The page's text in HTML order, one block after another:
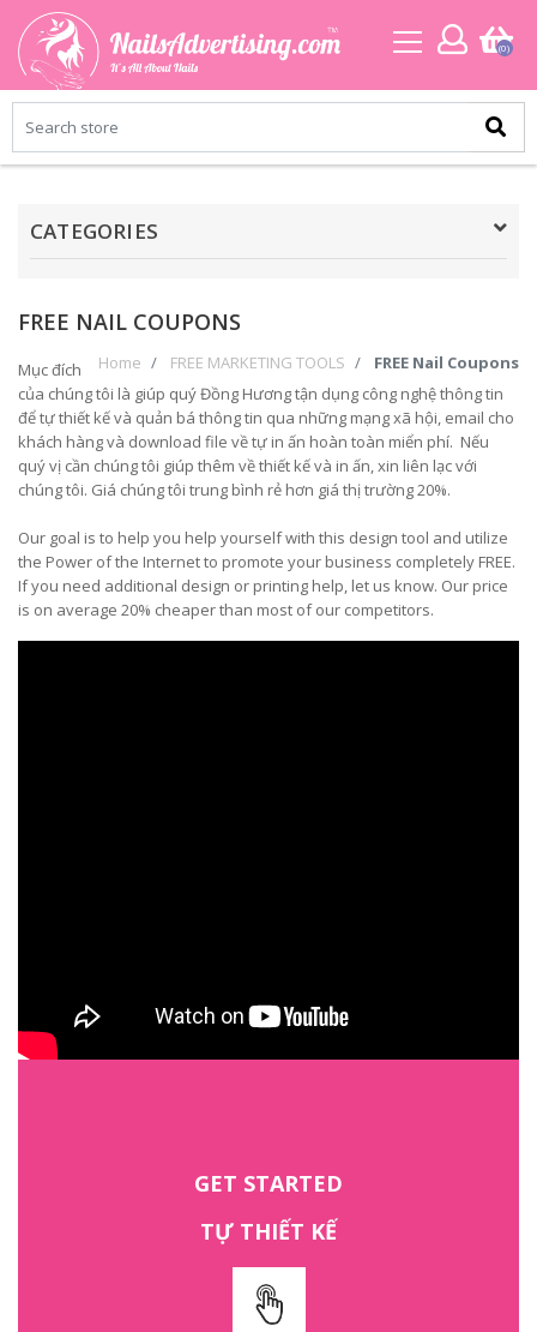
(0)
CATEGORIES
FREE NAIL COUPONS
Home FREE MARKETING TOOLS FREE Nail Coupons
Mục đích
của chúng tôi là giúp quý Đồng Hương tận dụng công nghệ thông tin
để tự thiết kế và quản bá thông tin qua những mạng xã hội, email cho
khách hàng và download file về tự in ấn hoàn toàn miển phí. Nếu
quý vị cần chúng tôi giúp thêm về thiết kế và in ấn, xin liên lạc với
chúng tôi. Giá chúng tôi trung bình rẻ hơn giá thị trường 20%.
Our goal is to help you help yourself with this design tool and utilize
the Power of the Internet to promote your business completely FREE.
If you need additional design or printing help, let us know. Our price
is on average 20% cheaper than most of our competitors.
GET STARTED
TỰ THIẾT KẾ